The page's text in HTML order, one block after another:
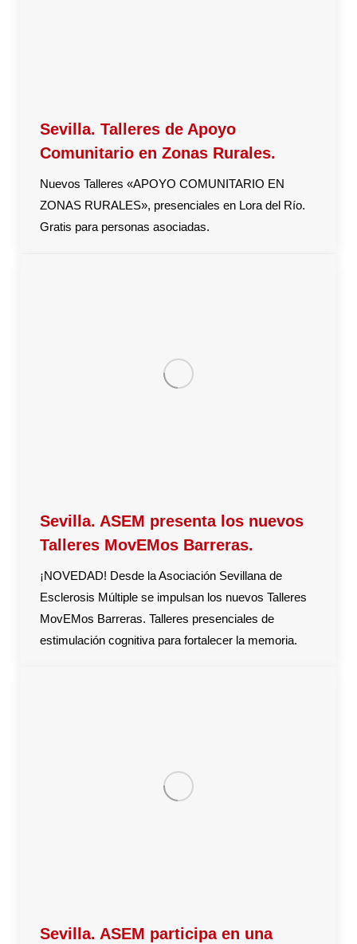
Sevilla. Talleres de Apoyo
Comunitario en Zonas Rurales.
Nuevos Talleres «APOYO COMUNITARIO EN
ZONAS RURALES», presenciales en Lora del Río.
Gratis para personas asociadas.
Sevilla. ASEM presenta los nuevos
Talleres MovEMos Barreras.
¡NOVEDAD! Desde la Asociación Sevillana de
Esclerosis Múltiple se impulsan los nuevos Talleres
MovEMos Barreras. Talleres presenciales de
estimulación cognitiva para fortalecer la memoria.
Sevilla. ASEM participa en una